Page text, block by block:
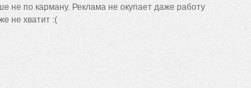
не по карману. Реклама не окупает даже работу
не хватит :(